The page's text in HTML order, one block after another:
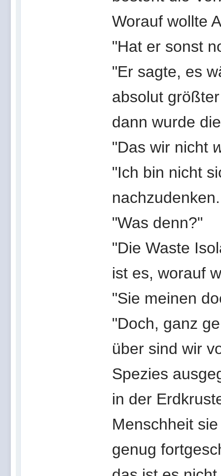
Worauf wollte
"Hat er sonst
"Er sagte, es
absolut
dann wurde
"Das wir nicht
"Ich bin nicht
"Was denn?"
"Die Waste
ist es, worauf
"Sie meinen
"Doch, ganz
über sind wir
Spezies
in der
Menschheit
genug